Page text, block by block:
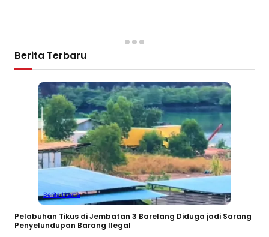
Berita Terbaru
Berita Utama
Pelabuhan Tikus di Jembatan 3 Barelang Diduga jadi Sarang
Penyelundupan Barang Ilegal